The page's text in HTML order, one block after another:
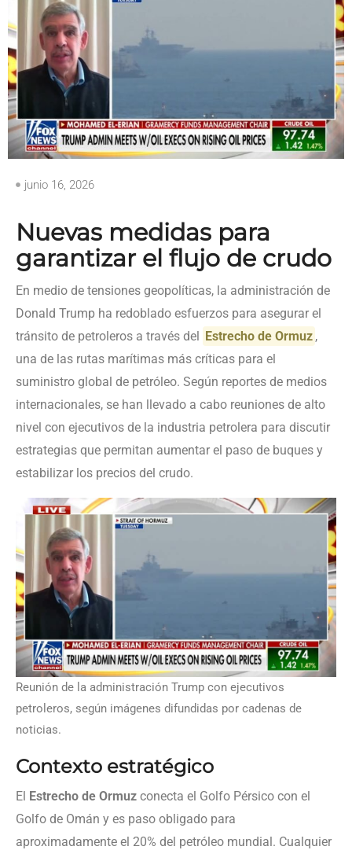
junio 16, 2026
Nuevas medidas para
garantizar el flujo de crudo
En medio de tensiones geopolíticas, la administración de
Donald Trump ha redoblado esfuerzos para asegurar el
tránsito de petroleros a través del Estrecho de Ormuz ,
una de las rutas marítimas más críticas para el
suministro global de petróleo. Según reportes de medios
internacionales, se han llevado a cabo reuniones de alto
nivel con ejecutivos de la industria petrolera para discutir
estrategias que permitan aumentar el paso de buques y
estabilizar los precios del crudo.
Reunión de la administración Trump con ejecutivos
petroleros, según imágenes difundidas por cadenas de
noticias.
Contexto estratégico
El Estrecho de Ormuz conecta el Golfo Pérsico con el
Golfo de Omán y es paso obligado para
aproximadamente el 20% del petróleo mundial. Cualquier